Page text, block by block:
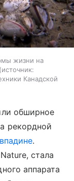
жизни на
источник:
Канадской
обширное
рекордной
.
стала
аппарата